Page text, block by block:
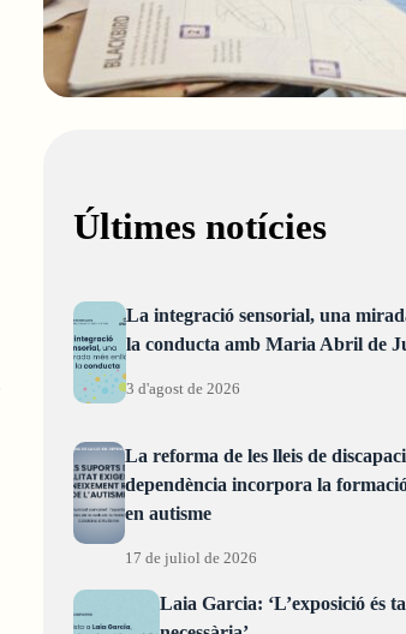
Últimes notícies
La integració sensorial, una
la conducta amb Maria Abril de
3 d'agost de 2026
La reforma de les lleis de
dependència incorpora la
en autisme
17 de juliol de 2026
Laia Garcia: ‘L’exposició és